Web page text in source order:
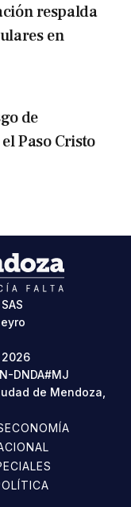
respalda
en
de
Paso Cristo
DNDA#MJ
de Mendoza,
ECONOMÍA